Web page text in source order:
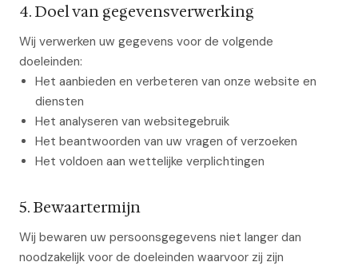
4. Doel van gegevensverwerking
Wij verwerken uw gegevens voor de volgende
doeleinden:
Het aanbieden en verbeteren van onze website en
diensten
Het analyseren van websitegebruik
Het beantwoorden van uw vragen of verzoeken
Het voldoen aan wettelijke verplichtingen
5. Bewaartermijn
Wij bewaren uw persoonsgegevens niet langer dan
noodzakelijk voor de doeleinden waarvoor zij zijn